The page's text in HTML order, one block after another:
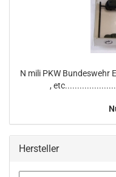
N mili PKW Bundeswehr
,
Hersteller